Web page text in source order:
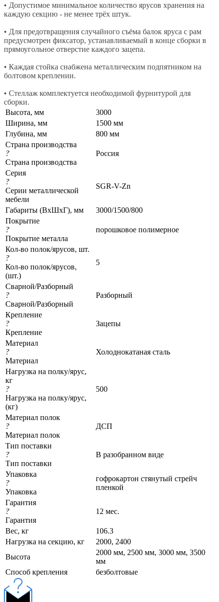
• Допустимое минимальное количество ярусов хранения на
каждую секцию - не менее трёх штук.
• Для предотвращения случайного съёма балок яруса с рам
предусмотрен фиксатор, устанавливаемый в конце сборки в
прямоугольное отверстие каждого зацепа.
• Каждая стойка снабжена металлическим подпятником на
болтовом креплении.
• Стеллаж комплектуется необходимой фурнитурой для
сборки.
Высота, мм
3000
Ширина, мм
1500 мм
Глубина, мм
800 мм
Страна производства
?
Страна производства
Россия
Серия
?
Серии металлической
мебели
SGR-V-Zn
Габариты (ВхШхГ), мм
3000/1500/800
Покрытие
?
Покрытие металла
порошковое полимерное
Кол-во полок/ярусов, шт.
?
Кол-во полок/ярусов,
(шт.)
5
Сварной/Разборный
?
Сварной/Разборный
Разборный
Крепление
?
Крепление
Зацепы
Материал
?
Материал
Холоднокатаная сталь
Нагрузка на полку/ярус,
кг
?
Нагрузка на полку/ярус,
(кг)
500
Материал полок
?
Материал полок
ДСП
Тип поставки
?
Тип поставки
В разобранном виде
Упаковка
?
Упаковка
гофрокартон стянутый стрейч
пленкой
Гарантия
?
Гарантия
12 мес.
Вес, кг
106.3
Нагрузка на секцию, кг
2000, 2400
Высота
2000 мм, 2500 мм, 3000 мм, 3500
мм
Cпособ крепления
безболтовые